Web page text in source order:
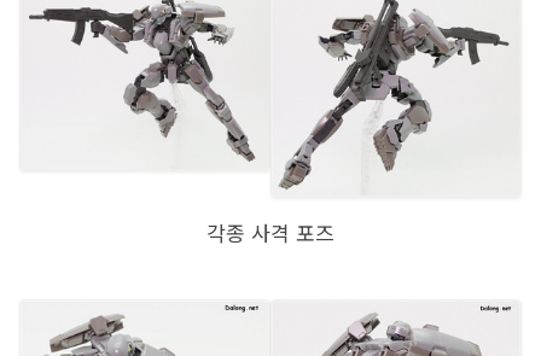
각종 사격 포즈